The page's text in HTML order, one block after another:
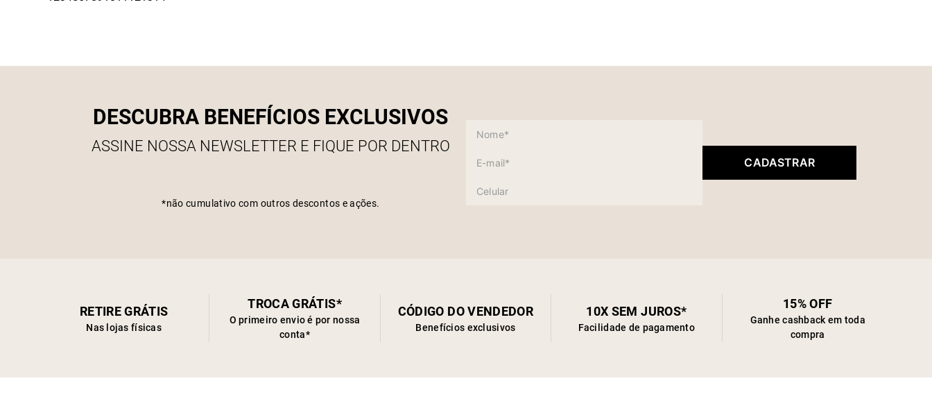
DESCUBRA BENEFÍCIOS EXCLUSIVOS
ASSINE NOSSA NEWSLETTER E FIQUE POR DENTRO
*não cumulativo com outros descontos e ações.
CADASTRAR
RETIRE GRÁTIS
Nas lojas físicas
TROCA GRÁTIS*
O primeiro envio é por nossa
conta*
CÓDIGO DO VENDEDOR
Benefícios exclusivos
10X SEM JUROS*
Facilidade de pagamento
15% OFF
Ganhe cashback em toda
compra